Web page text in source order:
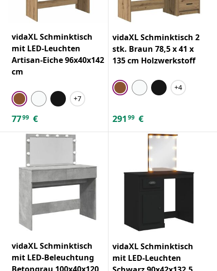
vidaXL Schminktisch
mit LED-Leuchten
Artisan-Eiche 96x40x142
cm
+7
7799 €
vidaXL Schminktisch 2
stk. Braun 78,5 x 41 x
135 cm Holzwerkstoff
+4
291 99 €
vidaXL Schminktisch
mit LED-Beleuchtung
vidaXL Schminktisch
mit LED-Leuchten